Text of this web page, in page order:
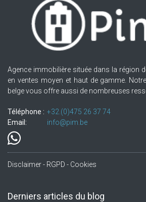
Agence immobilière située dans la région
en ventes moyen et haut de gamme.
belge vous offre aussi de nombreuses
Téléphone : +32.(0)475 26 37 74
Email:
info@pim.be
Disclaimer - RGPD - Cookies
Derniers articles du blog